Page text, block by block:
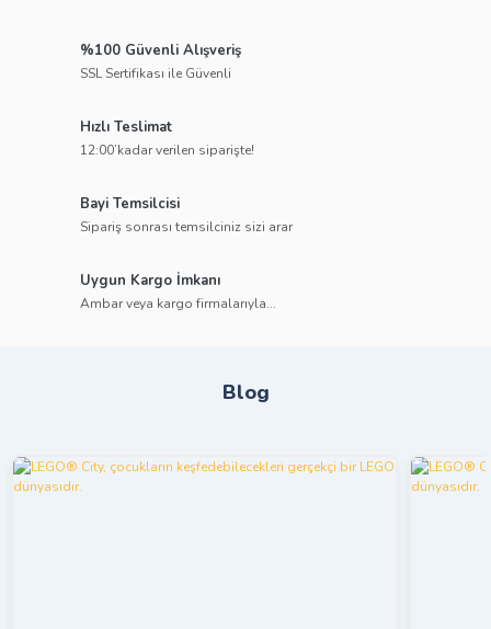
%100 Güvenli Alışveriş
SSL Sertifikası ile Güvenli
Hızlı Teslimat
12:00’kadar verilen siparişte!
Bayi Temsilcisi
Sipariş sonrası temsilciniz sizi arar
Uygun Kargo İmkanı
Ambar veya kargo firmalarıyla...
Blog